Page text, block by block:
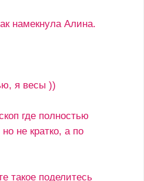
намекнула Алина.
я весы ))
где полностью
не кратко, а по
такое поделитесь